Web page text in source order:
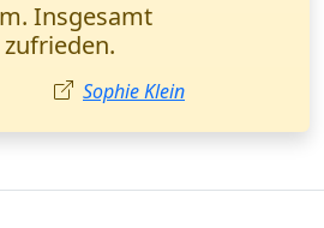
hoch, aber
Lukas Fischer